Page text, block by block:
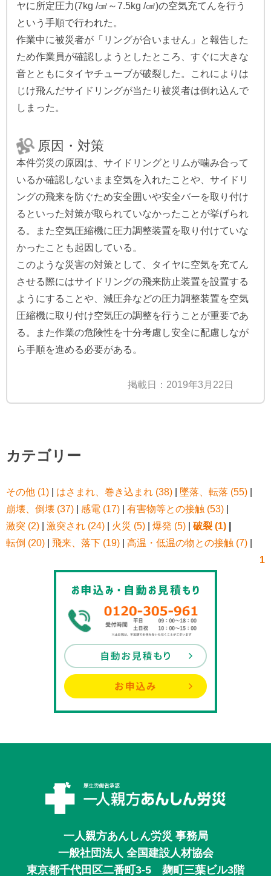
ヤに所定圧力(7kg /㎠～7.5kg /㎠)の空気充てんを行う
という手順で行われた。
作業中に被災者が「リングが合いません」と報告した
ため作業員が確認しようとしたところ、すぐに大きな
音とともにタイヤチューブが破裂した。これによりは
じけ飛んだサイドリングが当たり被災者は倒れ込んで
しまった。
原因・対策
本件労災の原因は、サイドリングとリムが噛み合って
いるか確認しないまま空気を入れたことや、サイドリ
ングの飛来を防ぐため安全囲いや安全バーを取り付け
るといった対策が取られていなかったことが挙げられ
る。また空気圧縮機に圧力調整装置を取り付けていな
かったことも起因している。
このような災害の対策として、タイヤに空気を充てん
させる際にはサイドリングの飛来防止装置を設置する
ようにすることや、減圧弁などの圧力調整装置を空気
圧縮機に取り付け空気圧の調整を行うことが重要であ
る。また作業の危険性を十分考慮し安全に配慮しなが
ら手順を進める必要がある。
掲載日：2019年3月22日
カテゴリー
その他 (1) はさまれ、巻き込まれ (38) 墜落、転落 (55)
崩壊、倒壊 (37)
感電 (17) 有害物等との接触 (53)
激突 (2)
激突され (24) 火災 (5) 爆発 (5) 破裂 (1)
転倒 (20)
飛来、落下 (19) 高温・低温の物との接触 (7)
1
一人親方あんしん労災 事務局
一般社団法人 全国建設人材協会
東京都千代田区二番町3-5 麹町三葉ビル3階